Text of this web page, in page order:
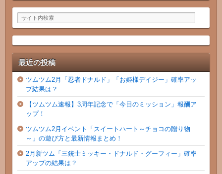
最近の投稿
ツムツム2月「忍者ドナルド」「お姫様デイジー」確率アッ
プ結果は？
【ツムツム速報】3周年記念で「今日のミッション」報酬ア
ップ！
ツムツム2月イベント「スイートハート～チョコの贈り物
～」の遊び方と最新情報まとめ！
2月新ツム「三銃士ミッキー・ドナルド・グーフィー」確率
アップの結果は？